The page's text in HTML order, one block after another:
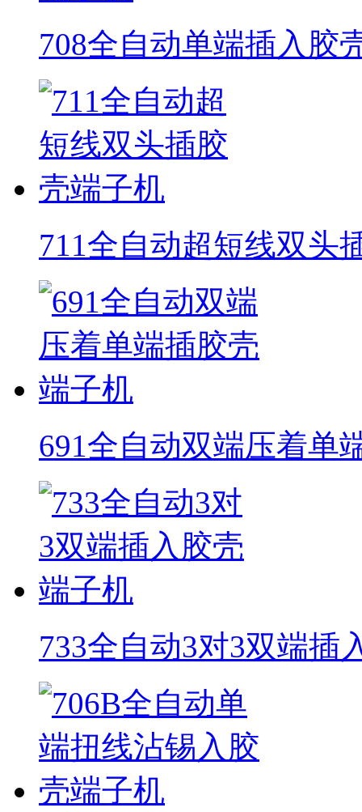
708全自动单端插入胶
711全自动超短线双头
691全自动双端压着单
733全自动3对3双端插